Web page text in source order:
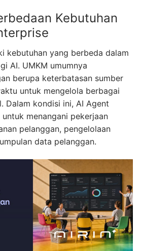
Kebutuhan
kebutuhan yang berbeda dalam
AI. UMKM umumnya
berupa keterbatasan sumber
untuk mengelola berbagai
Dalam kondisi ini, AI Agent
menangani pekerjaan
pelanggan, pengelolaan
data pelanggan.